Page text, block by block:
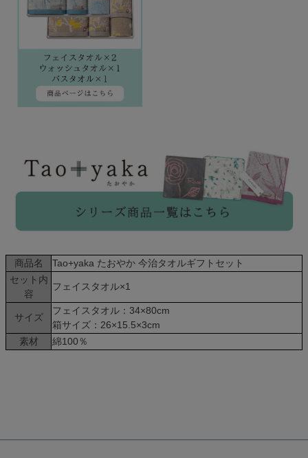
商品名
Tao+yaka たおやか 今治タオルギフトセット
セット内
容
フェイスタオル×1
サイズ
フェイスタオル：34×80cm
箱サイズ：26×15.5×3cm
素材
綿100％